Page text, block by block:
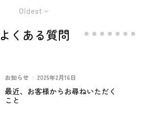
Oldest
よくある質問
お知らせ · 2025年2月16日
最近、お客様からお尋ねいただく
こと